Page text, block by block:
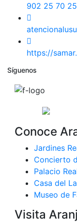
902 25 70 25
https://
Síguenos
Conoce
Jardines
Concierto
Palacio
Casa del
Museo de
Visita